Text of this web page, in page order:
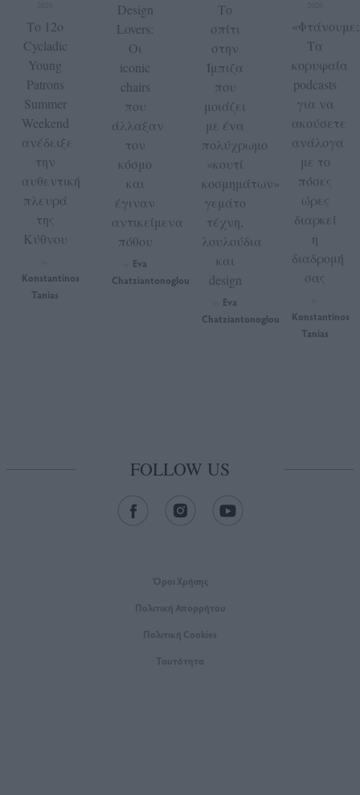
Το 12ο
Cycladic
Young
Patrons
Summer
Weekend
ανέδειξε
την
αυθεντική
πλευρά
της
Κύθνου
Konstantinos
Tanias
Design
Lovers:
Οι
iconic
chairs
που
άλλαξαν
τον
κόσμο
και
έγιναν
αντικείμενα
πόθου
Eva
Chatziantonoglou
Tο
σπίτι
στην
Ίμπιζα
που
μοιάζει
με ένα
πολύχρωμο
«κουτί
κοσμημάτων»
γεμάτο
τέχνη,
λουλούδια
και
design
Eva
Chatziantonoglou
Τα
κορυφαία
podcasts
για να
ακούσετε
ανάλογα
με το
πόσες
ώρες
διαρκεί
η
διαδρομή
σας
Konstantinos
Tanias
FOLLOW US
Όροι Xρήσης
Πολιτική Απορρήτου
Πολιτική Cookies
Ταυτότητα